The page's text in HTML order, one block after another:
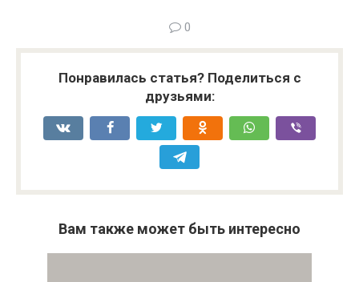
0
Понравилась статья? Поделиться с
друзьями:
Вам также может быть интересно